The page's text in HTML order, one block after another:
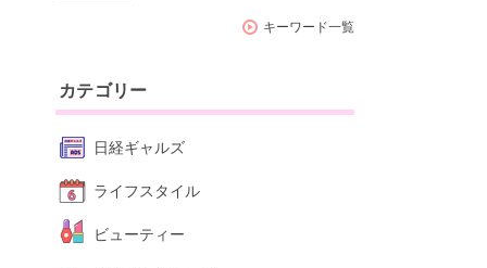
キーワード一覧
カテゴリー
日経ギャルズ
ライフスタイル
ビューティー